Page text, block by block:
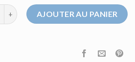
de pull a capucheAJOUTER AU PANIER